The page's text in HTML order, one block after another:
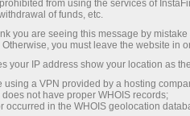
from using the services of
of funds, etc.
you are seeing this message by
you must leave the website in
your IP address show your location as
using a VPN provided by a hosting
does not have proper WHOIS records;
occurred in the WHOIS geolocation